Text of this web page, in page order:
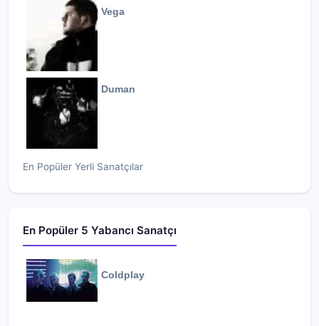
Vega
Duman
En Popüler Yerli Sanatçılar
En Popüler 5 Yabancı Sanatçı
Coldplay